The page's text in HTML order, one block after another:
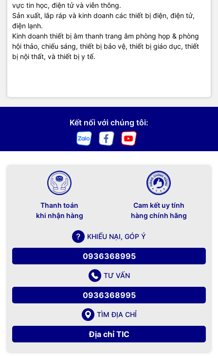
vực tin học, điện tử và viễn thông.
Sản xuất, lắp ráp và kinh doanh các thiết bị điện, điện tử,
điện lạnh.
Kinh doanh thiết bị âm thanh trang âm phòng họp & phòng
hội thảo, chiếu sáng, thiết bị bảo vệ, thiết bị giáo dục, thiết
bị nội thất, và thiết bị y tế.
Kết nối với chúng tôi:
Thanh toán
khi nhận hàng
Cam kết uy tính
hàng chính hãng
KHIẾU NẠI, GÓP Ý
0936368995
TƯ VẤN
0936368995
TÌM ĐỊA CHỈ
Địa chỉ TIC